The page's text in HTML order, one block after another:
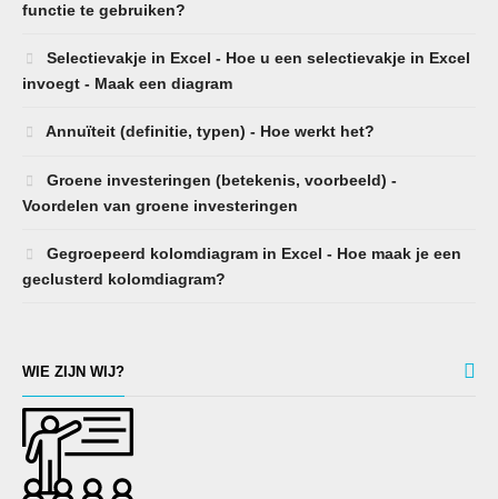
functie te gebruiken?
Selectievakje in Excel - Hoe u een selectievakje in Excel
invoegt - Maak een diagram
Annuïteit (definitie, typen) - Hoe werkt het?
Groene investeringen (betekenis, voorbeeld) -
Voordelen van groene investeringen
Gegroepeerd kolomdiagram in Excel - Hoe maak je een
geclusterd kolomdiagram?
WIE ZIJN WIJ?